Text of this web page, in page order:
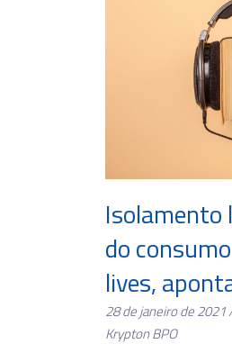
Isolamento
do
lives,
28 de janeiro de 2021
Krypton BPO